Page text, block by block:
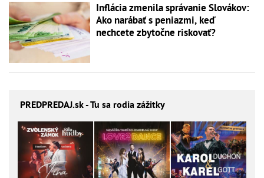
Inflácia zmenila správanie Slovákov:
Ako narábať s peniazmi, keď
nechcete zbytočne riskovať?
PREDPREDAJ.sk - Tu sa rodia zážitky